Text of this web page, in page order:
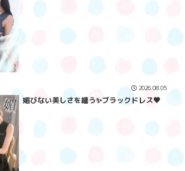
2026.08.05
媚びない美しさを纏う✨ブラックドレス🖤